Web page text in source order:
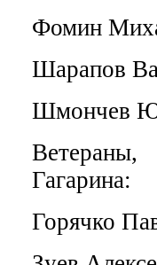
Фомин
Шарапов
Шмончев
Гагарина:
Горячко